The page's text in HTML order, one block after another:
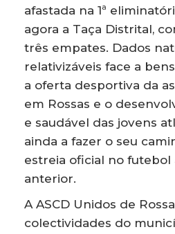
afastada na 1ª
agora a Taça Distrital,
três empates. Dados
relativizáveis face a
a oferta desportiva da
em Rossas e o
e saudável das jovens
ainda a fazer o seu
estreia oficial no futebol
anterior.
A ASCD Unidos de
colectividades do